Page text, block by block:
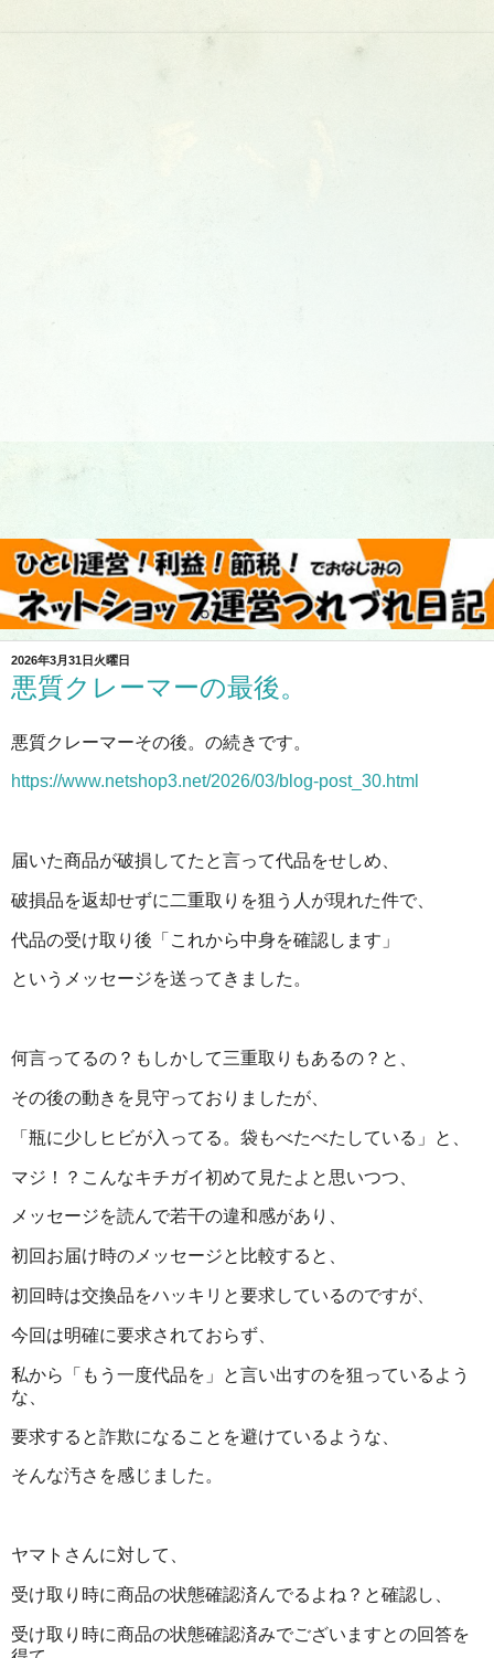
2026年3月31日火曜日
悪質クレーマーの最後。
悪質クレーマーその後。の続きです。
https://www.netshop3.net/2026/03/blog-post_30.html
届いた商品が破損してたと言って代品をせしめ、
破損品を返却せずに二重取りを狙う人が現れた件で、
代品の受け取り後「これから中身を確認します」
というメッセージを送ってきました。
何言ってるの？もしかして三重取りもあるの？と、
その後の動きを見守っておりましたが、
「瓶に少しヒビが入ってる。袋もべたべたしている」と、
マジ！？こんなキチガイ初めて見たよと思いつつ、
メッセージを読んで若干の違和感があり、
初回お届け時のメッセージと比較すると、
初回時は交換品をハッキリと要求しているのですが、
今回は明確に要求されておらず、
私から「もう一度代品を」と言い出すのを狙っているよう
な、
要求すると詐欺になることを避けているような、
そんな汚さを感じました。
ヤマトさんに対して、
受け取り時に商品の状態確認済んでるよね？と確認し、
受け取り時に商品の状態確認済みでございますとの回答を